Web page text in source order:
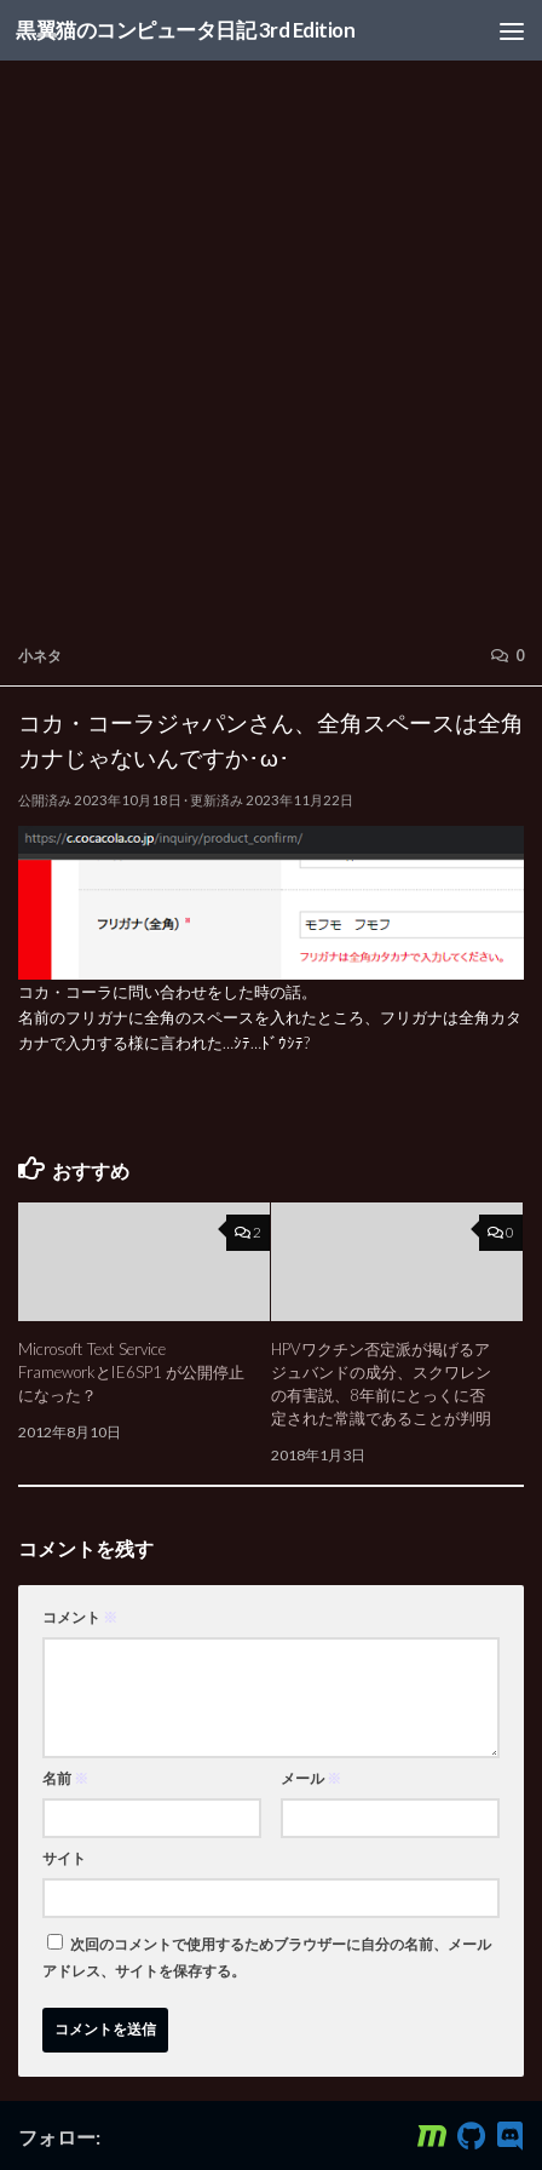
コンテンツへスキップ
黒翼猫のコンピュータ日記 3rd Edition
小ネタ 0
コカ・コーラジャパンさん、全角スペースは全角
カナじゃないんですか･ω･
公開済み 2023年10月18日 · 更新済み 2023年11月22日
コカ・コーラに問い合わせをした時の話。
名前のフリガナに全角のスペースを入れたところ、フリガナは全角カタ
カナで入力する様に言われた…ｼﾃ…ﾄﾞｳｼﾃ?
おすすめ
2
Microsoft Text Service
FrameworkとIE6SP1 が公開停止
になった？
2012年8月10日
0
HPVワクチン否定派が掲げるア
ジュバンドの成分、スクワレン
の有害説、8年前にとっくに否
定された常識であることが判明
2018年1月3日
コメントを残す
コメント ※
名前 ※ メール ※
サイト
次回のコメントで使用するためブラウザーに自分の名前、メール
アドレス、サイトを保存する。
フォロー: